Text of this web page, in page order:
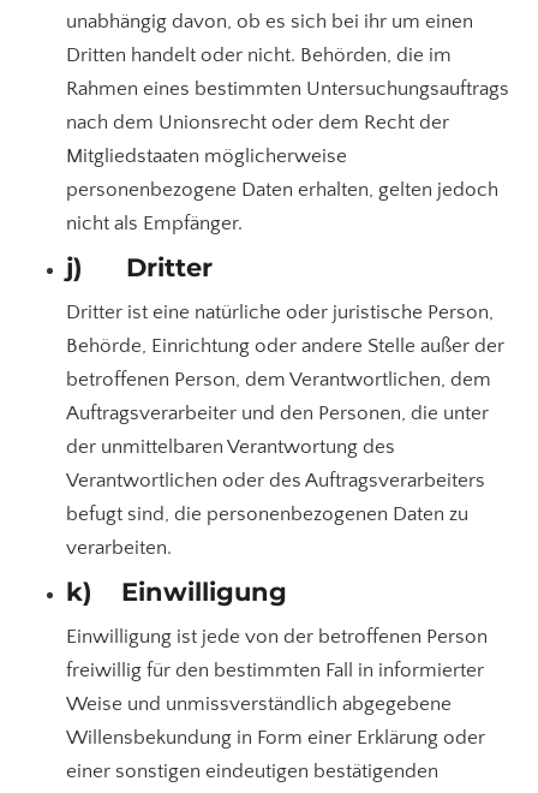
unabhängig davon, ob es sich bei ihr um einen
Dritten handelt oder nicht. Behörden, die im
Rahmen eines bestimmten Untersuchungsauftrags
nach dem Unionsrecht oder dem Recht der
Mitgliedstaaten möglicherweise
personenbezogene Daten erhalten, gelten jedoch
nicht als Empfänger.
j) Dritter
Dritter ist eine natürliche oder juristische Person,
Behörde, Einrichtung oder andere Stelle außer der
betroffenen Person, dem Verantwortlichen, dem
Auftragsverarbeiter und den Personen, die unter
der unmittelbaren Verantwortung des
Verantwortlichen oder des Auftragsverarbeiters
befugt sind, die personenbezogenen Daten zu
verarbeiten.
k) Einwilligung
Einwilligung ist jede von der betroffenen Person
freiwillig für den bestimmten Fall in informierter
Weise und unmissverständlich abgegebene
Willensbekundung in Form einer Erklärung oder
einer sonstigen eindeutigen bestätigenden